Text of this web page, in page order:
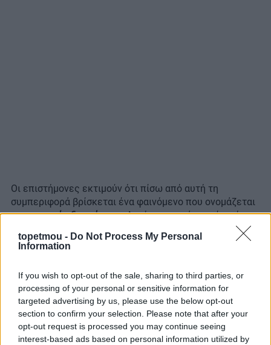
topetmou - Do Not Process My Personal
Information
If you wish to opt-out of the sale, sharing to third parties, or
processing of your personal or sensitive information for
targeted advertising by us, please use the below opt-out
section to confirm your selection. Please note that after your
opt-out request is processed you may continue seeing
interest-based ads based on personal information utilized by
Οι επιστήμονες εκτιμούν ότι πίσω από αυτή τη
συμπεριφορά βρίσκεται ένα φαινόμενο που ονομάζεται
«οσφρητική εξοικείωση». Αυτό πρακτικά σημαίνει ότι,
όσο περισσότερο εκτίθεται μια γάτα στην ίδια μυρωδιά,
τόσο μικρότερη είναι η ανταπόκρισή της σε αυτή.
πόσο χορτασμένη μπορεί να νιώθει.
Πέρα από την επιστημονική εξήγηση πίσω από τις
διατροφικές συνήθειες των αιλουροειδών, οι
ερευνητές εκτιμούν ότι τα ευρήματα της μελέτης θα